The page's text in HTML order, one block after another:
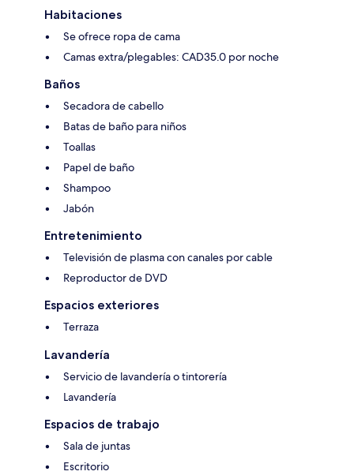
Habitaciones
Se ofrece ropa de cama
Camas extra/plegables: CAD35.0 por noche
Baños
Secadora de cabello
Batas de baño para niños
Toallas
Papel de baño
Shampoo
Jabón
Entretenimiento
Televisión de plasma con canales por cable
Reproductor de DVD
Espacios exteriores
Terraza
Lavandería
Servicio de lavandería o tintorería
Lavandería
Espacios de trabajo
Sala de juntas
Escritorio